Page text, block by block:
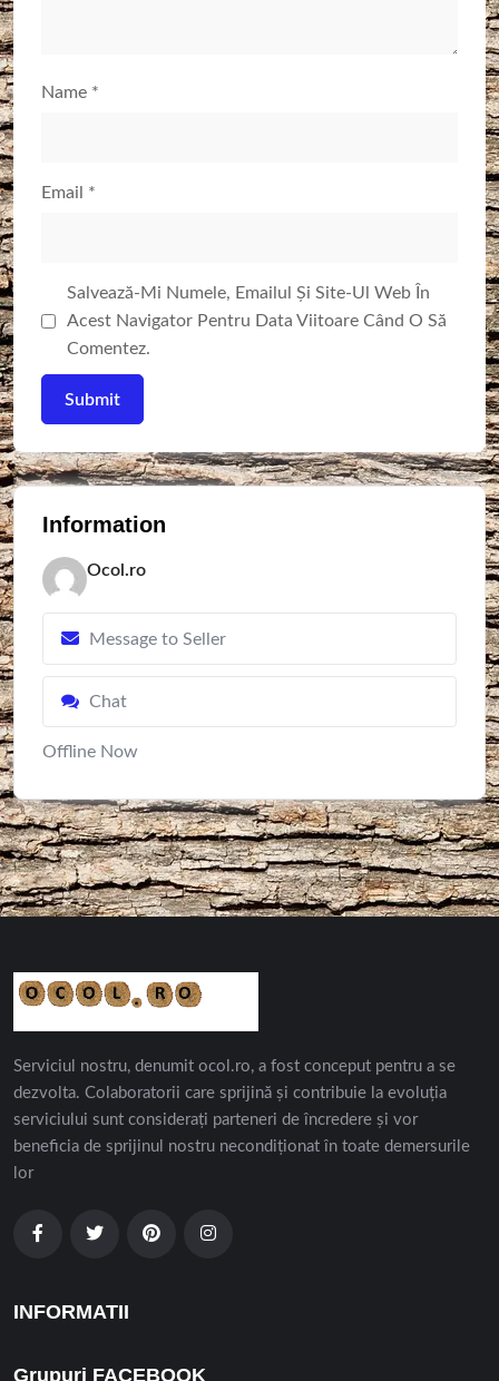
Name *
Email *
Salvează-Mi Numele, Emailul Și Site-Ul Web În
Acest Navigator Pentru Data Viitoare Când O Să
Comentez.
Information
Ocol.ro
Message to Seller
Chat
Offline Now
Serviciul nostru, denumit ocol.ro, a fost conceput pentru a se
dezvolta. Colaboratorii care sprijină și contribuie la evoluția
serviciului sunt considerați parteneri de încredere și vor
beneficia de sprijinul nostru necondiționat în toate demersurile
lor
INFORMATII
Grupuri FACEBOOK